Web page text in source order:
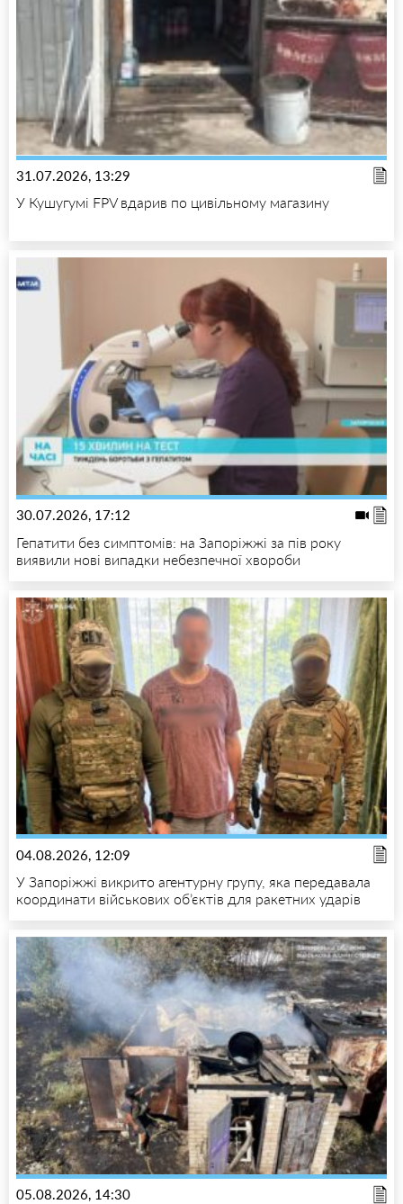
31.07.2026, 13:29
У Кушугумі FPV вдарив по цивільному магазину
30.07.2026, 17:12
Гепатити без симптомів: на Запоріжжі за пів року
виявили нові випадки небезпечної хвороби
04.08.2026, 12:09
У Запоріжжі викрито агентурну групу, яка передавала
координати військових об’єктів для ракетних ударів
05.08.2026, 14:30